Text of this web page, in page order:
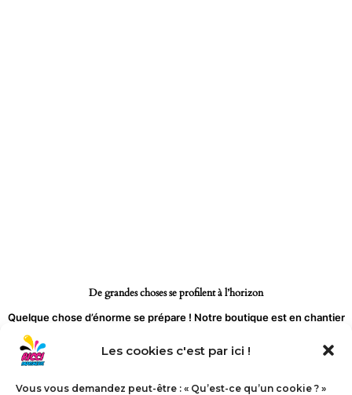
Les cookies c'est par ici !
Vous vous demandez peut-être : « Qu’est-ce qu’un cookie ? »
De grandes choses se profilent à l’horizon
Quelque chose d’énorme se prépare ! Notre boutique est en chantier